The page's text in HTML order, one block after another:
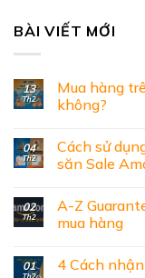
BÀI VIẾT MỚI
13
Th2
Mua hàng
không?
04
Th2
Cách sử
săn Sale
02
Th2
A-Z
mua hàng
01
Th2
4 Cách